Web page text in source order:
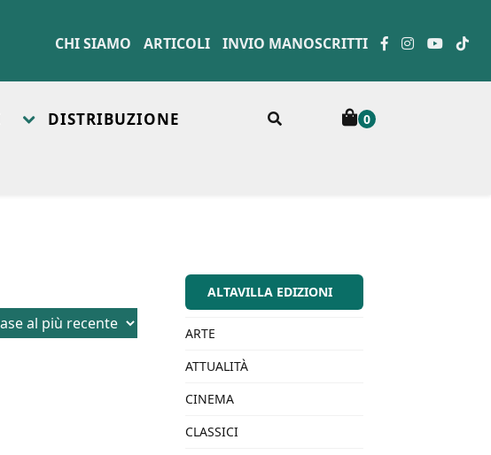
CHI SIAMO ARTICOLI INVIO MANOSCRITTI
DISTRIBUZIONE
0
ALTAVILLA EDIZIONI
ARTE
ATTUALITÀ
CINEMA
CLASSICI